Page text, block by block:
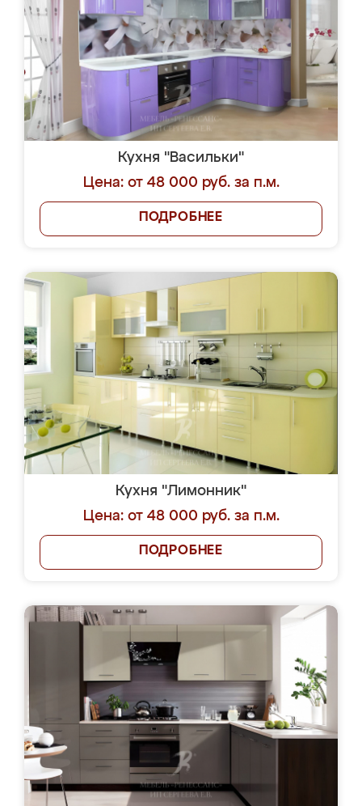
Кухня "Васильки"
Цена: от 48 000 руб. за п.м.
ПОДРОБНЕЕ
Кухня "Лимонник"
Цена: от 48 000 руб. за п.м.
ПОДРОБНЕЕ